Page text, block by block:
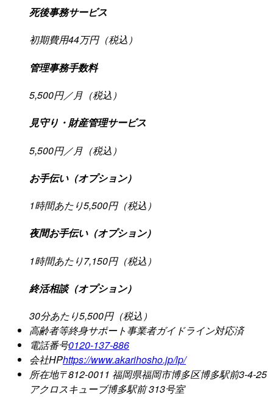
死後事務サービス
初期費用44万円（税込）
管理事務手数料
5,500円／月（税込）
見守り・財産管理サービス
5,500円／月（税込）
お手伝い（オプション）
1時間あたり5,500円（税込）
夜間お手伝い（オプション）
1時間あたり7,150円（税込）
終活相談（オプション）
30分あたり5,500円（税込）
高齢者等終身サポート事業者ガイドライン対応済
電話番号0120-137-886
会社HPhttps://www.akarihosho.jp/lp/
所在地〒812-0011 福岡県福岡市博多区博多駅前3-4-25
アクロスキューブ博多駅前 313号室